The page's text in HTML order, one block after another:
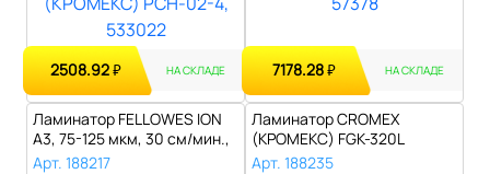
2508.92₽ НА СКЛАДЕ 7178.28₽ НА СКЛАДЕ
Ламинатор FELLOWES ION
A3, 75-125 мкм, 30 см/мин.,
авто..
Арт. 188217
Ламинатор CROMEX
(КРОМЕКС) FGK-320L
формат А3, толщина ..
Арт. 188235